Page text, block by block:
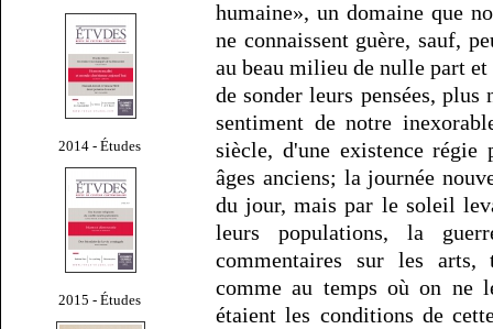
2014 - Études
2015 - Études
humaine», un domaine que
ne connaissent guère, sauf,
au beau milieu de nulle part
de sonder leurs pensées,
sentiment de notre
siècle, d'une existence régie
âges anciens; la journée
du jour, mais par le soleil
leurs populations, la
commentaires sur les arts,
comme au temps où on ne
étaient les conditions de